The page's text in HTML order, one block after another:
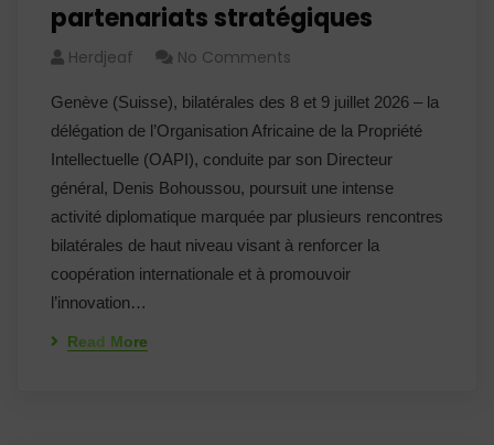
partenariats stratégiques
Herdjeaf No Comments
Genève (Suisse), bilatérales des 8 et 9 juillet 2026 – la
délégation de l’Organisation Africaine de la Propriété
Intellectuelle (OAPI), conduite par son Directeur
général, Denis Bohoussou, poursuit une intense
activité diplomatique marquée par plusieurs rencontres
bilatérales de haut niveau visant à renforcer la
coopération internationale et à promouvoir
l’innovation…
Read More